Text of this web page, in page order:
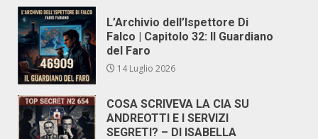
L’Archivio dell’Ispettore Di
Falco | Capitolo 32: Il Guardiano
del Faro
14 Luglio 2026
COSA SCRIVEVA LA CIA SU
ANDREOTTI E I SERVIZI
SEGRETI? – DI ISABELLA